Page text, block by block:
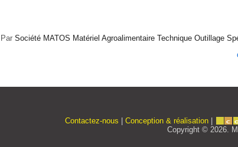
Par Société MATOS Matériel Agroalimentaire Technique Outillage
Contactez-nous Conception & réalisation
Copyright © 2026.